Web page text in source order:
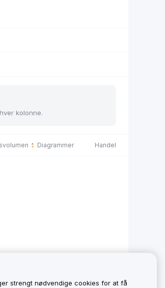
kolonne.
Diagrammer Handel
strengt nødvendige cookies for at få